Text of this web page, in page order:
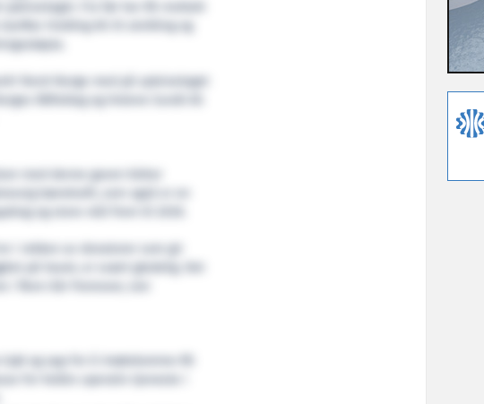
Fra før har RS mottatt
Holding AS til utvikling og
Nord-Norge med på spleiselaget
Råfisklag og Helene Sundt AS
med denne gaven bidrar
bærekraft, som også er en
og store mål frem til 2030.
i rekken av donatorer som gir
på havet, er svært gledelig. Det
i flere tiår fremover, sier
og opp for å imøtekomme RS
for helårs operativ tjeneste i